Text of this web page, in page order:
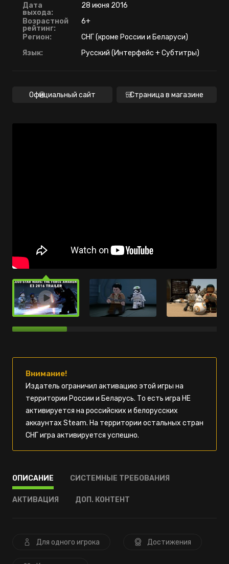
Дата
выхода:
28 июня 2016
Возрастной
рейтинг:
6+
Регион:
СНГ (кроме России и Беларуси)
Язык:
Русский (Интерфейс + Субтитры)
Официальный сайт Страница в магазине
Внимание!
Издатель ограничил активацию этой игры на
территории России и Беларусь. То есть игра НЕ
активируется на российских и белорусских
аккаунтах Steam. На территории остальных стран
СНГ игра активируется успешно.
ОПИСАНИЕ СИСТЕМНЫЕ ТРЕБОВАНИЯ
АКТИВАЦИЯ ДОП. КОНТЕНТ
Для одного игрока Достижения